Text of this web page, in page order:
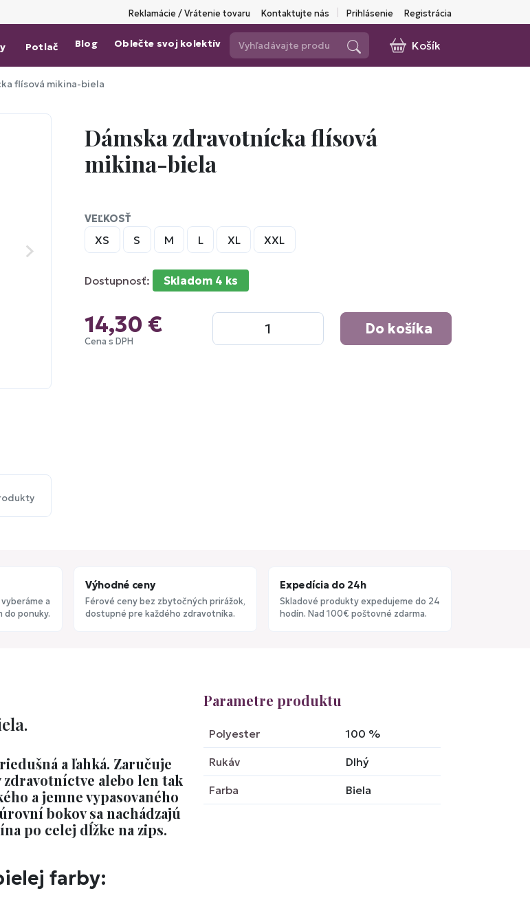
Reklamácie / Vrátenie tovaru Kontaktujte nás Prihlásenie Registrácia
Potlač Blog Oblečte svoj kolektív Košík
flísová mikina-biela
Dámska zdravotnícka flísová
mikina-biela
VEĽKOSŤ
XS S M L XL XXL
Dostupnosť: Skladom 4 ks
14,30 €
Cena s DPH
Do košíka
a
do ponuky.
Výhodné ceny
Férové ceny bez zbytočných prirážok,
dostupné pre každého zdravotníka.
Expedícia do 24h
Skladové produkty expedujeme do 24
hodín. Nad 100€ poštovné zdarma.
a ľahká. Zaručuje
alebo len tak
a jemne vypasovaného
bokov sa nachádzajú
po celej dĺžke na zips.
farby:
Parametre produktu
Polyester 100 %
Rukáv Dlhý
Farba Biela